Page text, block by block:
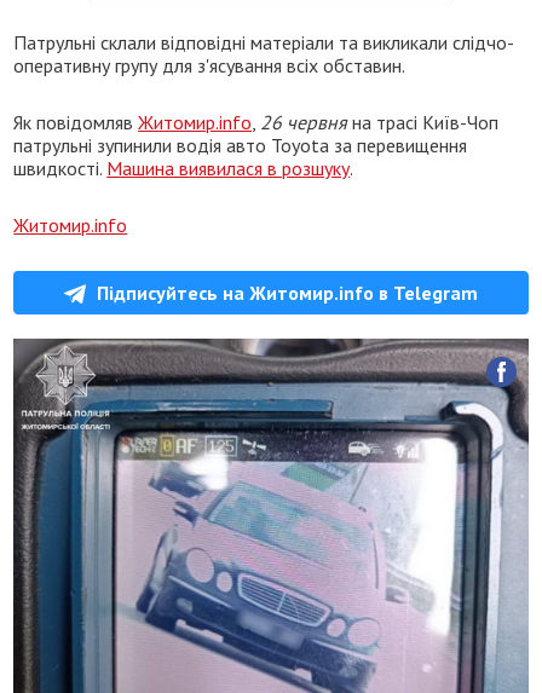
Патрульні склали відповідні матеріали та викликали слідчо-
оперативну групу для з'ясування всіх обставин.
Як повідомлявЖитомир.info 26 червняна трасі Київ-Чоп
патрульні зупинили водія авто Toyota за перевищення
швидкості. Машина виявилася в розшуку.
Житомир.info
Підписуйтесь на Житомир.info в Telegram